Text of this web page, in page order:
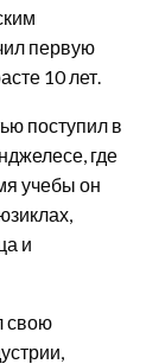
первую
10 лет.
поступил в
где
учебы он
и
свою